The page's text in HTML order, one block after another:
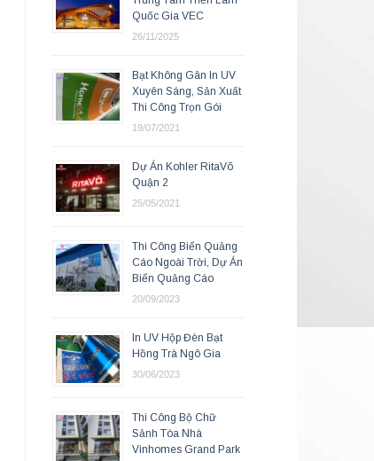
Quốc Gia VEC
26/11/2025
Bạt Không Gân In UV
Xuyên Sáng, Sản Xuất
Thi Công Trọn Gói
19/07/2021
Dự Án Kohler RitaVõ
Quận 2
25/05/2021
Thi Công Biển Quảng
Cáo Ngoài Trời, Dự Án
Biển Quảng Cáo
20/09/2023
In UV Hộp Đèn Bạt
Hồng Trà Ngô Gia
30/06/2023
Thi Công Bộ Chữ
Sảnh Tòa Nhà
Vinhomes Grand Park